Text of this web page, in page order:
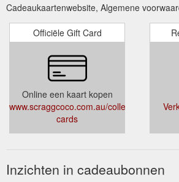
Cadeaukaartenwebsite, Algemene
Officiële Gift Card
Online een kaart kopen
www.scraggcoco.com.au/collections/gift-
cards
Inzichten in cadeaubonnen